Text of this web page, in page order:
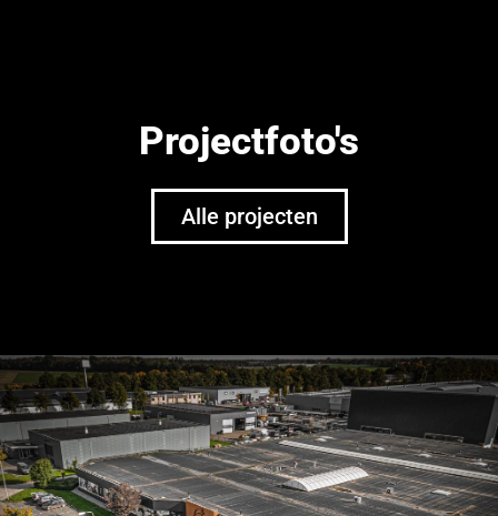
Projectfoto's
Alle projecten